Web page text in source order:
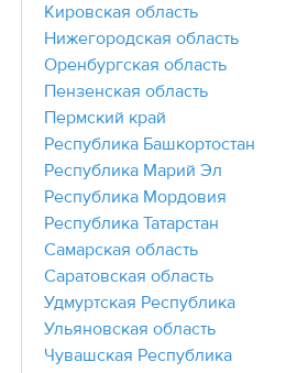
Кировская область
Нижегородская область
Оренбургская область
Пензенская область
Пермский край
Республика Башкортостан
Республика Марий Эл
Республика Мордовия
Республика Татарстан
Самарская область
Саратовская область
Удмуртская Республика
Ульяновская область
Чувашская Республика